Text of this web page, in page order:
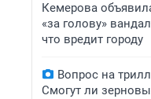
Кемерова
«за голову»
что вредит городу
Вопрос на
Смогут ли